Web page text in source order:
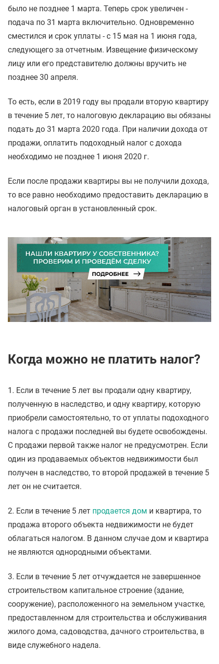
было не позднее 1 марта. Теперь срок увеличен -
подача по 31 марта включительно. Одновременно
сместился и срок уплаты - с 15 мая на 1 июня года,
следующего за отчетным. Извещение физическому
лицу или его представителю должны вручить не
позднее 30 апреля.
То есть, если в 2019 году вы продали вторую квартиру
в течение 5 лет, то налоговую декларацию вы обязаны
подать до 31 марта 2020 года. При наличии дохода от
продажи, оплатить подоходный налог с дохода
необходимо не позднее 1 июня 2020 г.
Если после продажи квартиры вы не получили дохода,
то все равно необходимо предоставить декларацию в
налоговый орган в установленный срок.
Когда можно не платить налог?
1. Если в течение 5 лет вы продали одну квартиру,
полученную в наследство, и одну квартиру, которую
приобрели самостоятельно, то от уплаты подоходного
налога с продажи последней вы будете освобождены.
С продажи первой также налог не предусмотрен. Если
один из продаваемых объектов недвижимости был
получен в наследство, то второй продажей в течение 5
лет он не считается.
2. Если в течение 5 лет продается дом и квартира, то
продажа второго объекта недвижимости не будет
облагаться налогом. В данном случае дом и квартира
не являются однородными объектами.
3. Если в течение 5 лет отчуждается не завершенное
строительством капитальное строение (здание,
сооружение), расположенного на земельном участке,
предоставленном для строительства и обслуживания
жилого дома, садоводства, дачного строительства, в
виде служебного надела.